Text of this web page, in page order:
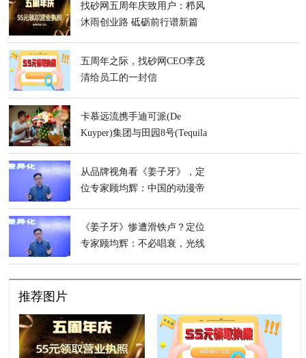
找砂网五周年庆致用户：栉风
沐雨创业路 砥砺前行谱新篇
五周年之际，找砂网CEO李茂
清给员工的一封信
卡慕远流携手迪可派(De
Kuyper)集团与田园8号(Tequila
的盛夏狂欢
从品牌视角看《姜子牙》，定
位专家顾均辉：中国的动漫帝
《姜子牙》惨遭滑铁卢？定位
专家顾均辉：不必唱衰，光线
推荐图片